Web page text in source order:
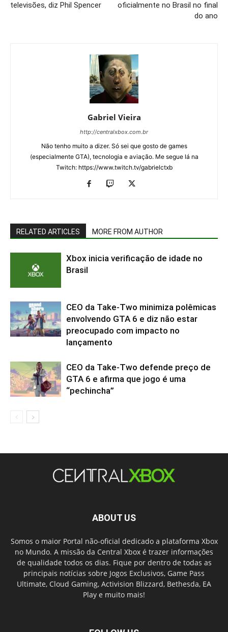
televisões, diz Phil Spencer
oficialmente no Brasil no final
do ano
Gabriel Vieira
http://centralxbox.com.br
Não tenho muito a dizer. Só sei que gosto de games
(especialmente GTA), tecnologia e aviação. Me segue lá na
Twitch: https://www.twitch.tv/gabrielctxb
RELATED ARTICLES MORE FROM AUTHOR
Xbox inicia verificação de idade no
Brasil
CEO da Take-Two minimiza polêmicas
envolvendo GTA 6 e diz não estar
preocupado com impacto no
lançamento
CEO da Take-Two defende preço de
GTA 6 e afirma que jogo é uma
“pechincha”
ABOUT US
Somos o maior Portal não-oficial dedicado a plataforma Xbox
no Mundo. A missão da Central Xbox é trazer informações
de qualidade todos os dias. Fique por dentro de todas as
principais notícias sobre Jogos Exclusivos, Game Pass
Ultimate, Cloud Gaming, Activision Blizzard, Bethesda, EA
Play e muito mais!